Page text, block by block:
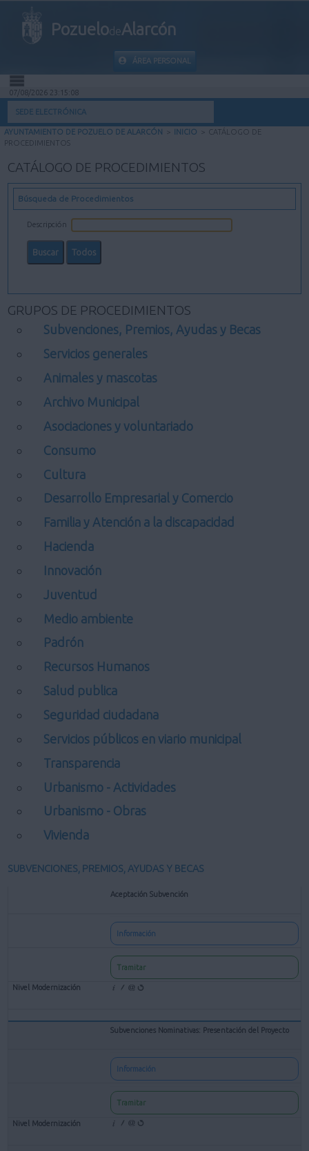
PozuelodeAlarcón
ÁREA PERSONAL
INICIO
INFORMACIÓN PÚBLICA
MI CARPETA
INFORMACIÓN MUNICIPAL
07/08/2026 23:15:09
SEDE ELECTRÓNICA
AYUNTAMIENTO DE POZUELO DE ALARCÓN > INICIO > CATÁLOGO DE
PROCEDIMIENTOS
CATÁLOGO DE PROCEDIMIENTOS
Búsqueda de Procedimientos
Descripción
GRUPOS DE PROCEDIMIENTOS
Subvenciones, Premios, Ayudas y Becas
Servicios generales
Animales y mascotas
Archivo Municipal
Asociaciones y voluntariado
Consumo
Cultura
Desarrollo Empresarial y Comercio
Familia y Atención a la discapacidad
Hacienda
Innovación
Juventud
Medio ambiente
Padrón
Recursos Humanos
Salud publica
Seguridad ciudadana
Servicios públicos en viario municipal
Transparencia
Urbanismo - Actividades
Urbanismo - Obras
Vivienda
SUBVENCIONES, PREMIOS, AYUDAS Y BECAS
Aceptación Subvención
Información
Tramitar
Subvenciones Nominativas: Presentación del Proyecto
Información
Tramitar